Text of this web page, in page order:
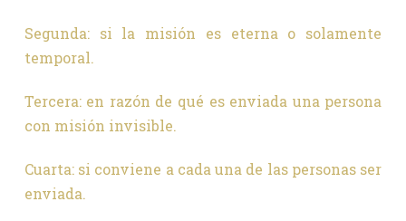
Segunda: si la misión es eterna o solamente
temporal.
Tercera: en razón de qué es enviada una persona
con misión invisible.
Cuarta: si conviene a cada una de las personas ser
enviada.